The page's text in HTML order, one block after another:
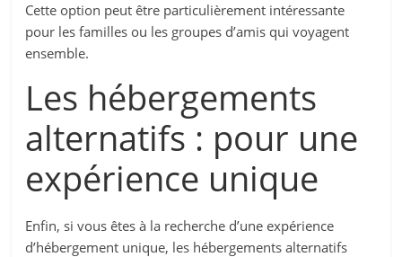
Cette option peut être particulièrement intéressante
pour les familles ou les groupes d’amis qui voyagent
ensemble.
Les hébergements
alternatifs : pour une
expérience unique
Enfin, si vous êtes à la recherche d’une expérience
d’hébergement unique, les hébergements alternatifs